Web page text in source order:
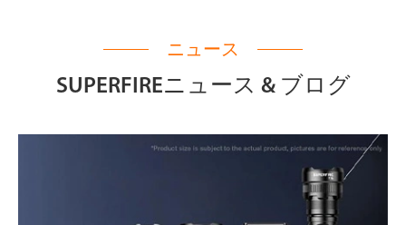
ニュース
SUPERFIREニュース & ブログ